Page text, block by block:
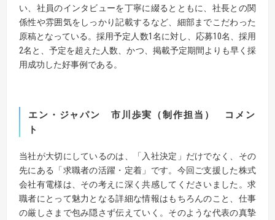
い、社員のインタビューを丁寧に綴るとともに、社長との関
係性や雰囲気をしっかり記載するなど、細部までこだわった
原稿となっている。採用予定人数1名に対し、応募10名、採用
2名と、予定を超えた人数、かつ、掲載予定期間よりも早く採
用成功した好事例である。
エン・ジャパン 市川歩実（制作担当） コメン
ト
当社が大切にしているのは、「入社決定」だけでなく、その
先にある「求職者の活躍・定着」です。今回ご支援した株式
会社有電様は、その考えに深く共感してくださいました。求
職者にとって魅力となる詳細な情報はもちろんのこと、仕事
の厳しさまで包み隠さず伝えていく。そのような代表の真摯